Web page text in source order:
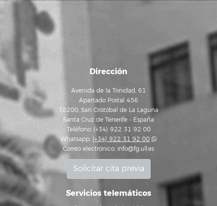
Dirección
Avenida de la Trinidad, 61
Apartado Postal 456
38200, San Cristóbal de La Laguna
Santa Cruz de Tenerife - España
Teléfono: (+34) 922 31 92 00
Whatsapp: (+34) 922 31 92 00
Correo electrónico: info@fg.ull.es
Solicitar cita previa
Servicios telemáticos